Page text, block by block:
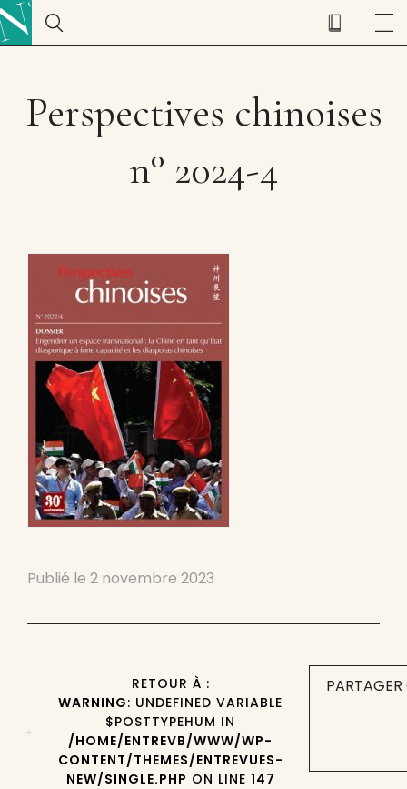
Perspectives chinoises
n° 2024-4
Publié le 2 novembre 2023
RETOUR À :
WARNING: UNDEFINED VARIABLE
$POSTTYPEHUM IN
/HOME/ENTREVB/WWW/WP-
CONTENT/THEMES/ENTREVUES-
NEW/SINGLE.PHP ON LINE 147